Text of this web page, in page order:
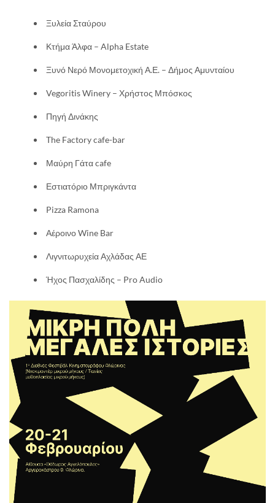
Ξυλεία Σταύρου
Κτήμα Άλφα – Alpha Estate
Ξυνό Νερό Μονομετοχική Α.Ε. – Δήμος Αμυνταίου
Vegoritis Winery – Χρήστος Μπόσκος
Πηγή Δινάκης
The Factory cafe-bar
Μαύρη Γάτα cafe
Εστιατόριο Μπριγκάντα
Pizza Ramona
Αέροινο Wine Bar
Λιγνιτωρυχεία Αχλάδας ΑΕ
Ήχος Πασχαλίδης – Pro Audio